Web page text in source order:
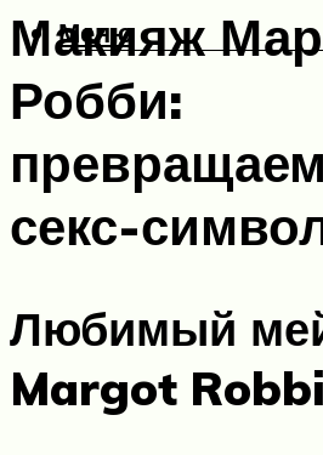
Меню
Макияж
Робби:
секс-
Любимый
Margot